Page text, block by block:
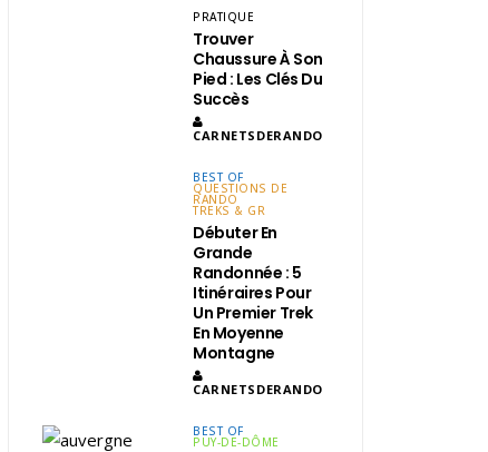
PRATIQUE
Trouver
Chaussure À Son
Pied : Les Clés Du
Succès
CARNETSDERANDO
BEST OF
QUESTIONS DE
RANDO
TREKS & GR
Débuter En
Grande
Randonnée : 5
Itinéraires Pour
Un Premier Trek
En Moyenne
Montagne
CARNETSDERANDO
BEST OF
PUY-DE-DÔME